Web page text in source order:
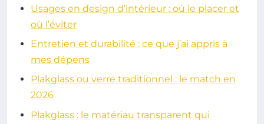
Usages en design d’intérieur : où le placer et
où l’éviter
Entretien et durabilité : ce que j’ai appris à
mes dépens
Plakglass ou verre traditionnel : le match en
2026
Plakglass : le matériau transparent qui